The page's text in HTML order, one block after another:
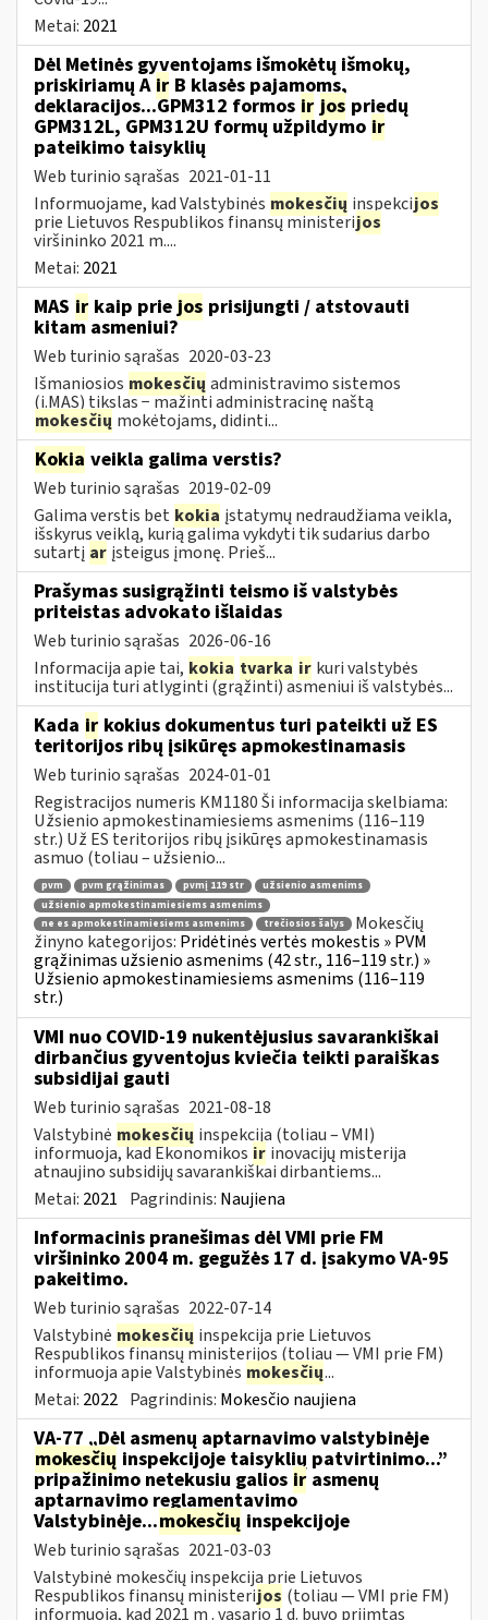
Metai: 2021
Dėl Metinės gyventojams išmokėtų išmokų,
priskiriamų A ir B klasės pajamoms,
deklaracijos...GPM312 formos ir jos priedų
GPM312L, GPM312U formų užpildymo ir
pateikimo taisyklių
Web turinio sąrašas 2021-01-11
Informuojame, kad Valstybinės mokesčių inspekcijos
prie Lietuvos Respublikos finansų ministerijos
viršininko 2021 m....
Metai: 2021
MAS ir kaip prie jos prisijungti / atstovauti
kitam asmeniui?
Web turinio sąrašas 2020-03-23
Išmaniosios mokesčių administravimo sistemos
(i.MAS) tikslas − mažinti administracinę naštą
mokesčių mokėtojams, didinti...
Kokia veikla galima verstis?
Web turinio sąrašas 2019-02-09
Galima verstis bet kokia įstatymų nedraudžiama veikla,
išskyrus veiklą, kurią galima vykdyti tik sudarius darbo
sutartį ar įsteigus įmonę. Prieš...
Prašymas susigrąžinti teismo iš valstybės
priteistas advokato išlaidas
Web turinio sąrašas 2026-06-16
Informacija apie tai, kokia tvarka ir kuri valstybės
institucija turi atlyginti (grąžinti) asmeniui iš valstybės...
Kada ir kokius dokumentus turi pateikti už ES
teritorijos ribų įsikūręs apmokestinamasis
Web turinio sąrašas 2024-01-01
Registracijos numeris KM1180 Ši informacija skelbiama:
Užsienio apmokestinamiesiems asmenims (116–119
str.) Už ES teritorijos ribų įsikūręs apmokestinamasis
asmuo (toliau – užsienio...
pvm pvm grąžinimas pvmį 119 str
užsienio asmenims
užsienio apmokestinamiesiems asmenims
ne es apmokestinamiesiems asmenims
trečiosios šalys
Mokesčių
žinyno kategorijos: Pridėtinės vertės mokestis » PVM
grąžinimas užsienio asmenims (42 str., 116–119 str.) »
Užsienio apmokestinamiesiems asmenims (116–119
str.)
VMI nuo COVID-19 nukentėjusius savarankiškai
dirbančius gyventojus kviečia teikti paraiškas
subsidijai gauti
Web turinio sąrašas 2021-08-18
Valstybinė mokesčių inspekcija (toliau – VMI)
informuoja, kad Ekonomikos ir inovacijų misterija
atnaujino subsidijų savarankiškai dirbantiems...
Metai: 2021 Pagrindinis: Naujiena
Informacinis pranešimas dėl VMI prie FM
viršininko 2004 m. gegužės 17 d. įsakymo VA-95
pakeitimo.
Web turinio sąrašas 2022-07-14
Valstybinė mokesčių inspekcija prie Lietuvos
Respublikos finansų ministerijos (toliau ― VMI prie FM)
informuoja apie Valstybinės mokesčių...
Metai: 2022 Pagrindinis: Mokesčio naujiena
VA-77 „Dėl asmenų aptarnavimo valstybinėje
mokesčių inspekcijoje taisyklių patvirtinimo...”
pripažinimo netekusiu galios ir asmenų
aptarnavimo reglamentavimo
Valstybinėje...mokesčių inspekcijoje
Web turinio sąrašas 2021-03-03
Valstybinė mokesčių inspekcija prie Lietuvos
Respublikos finansų ministerijos (toliau — VMI prie FM)
informuoja, kad 2021 m . vasario 1 d. buvo priimtas